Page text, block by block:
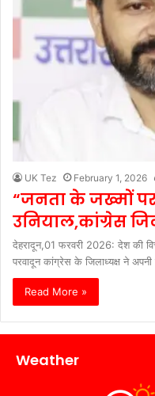
UK Tez February 1, 2026
“जनता के जख्मों
उनियाल,कांग्रेस
देहरादून,01 फरवरी 2026: देश की
परवादून कांग्रेस के जिलाध्यक्ष ने अपनी
Read More »
Weather